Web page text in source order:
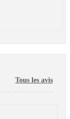
Tous les avis